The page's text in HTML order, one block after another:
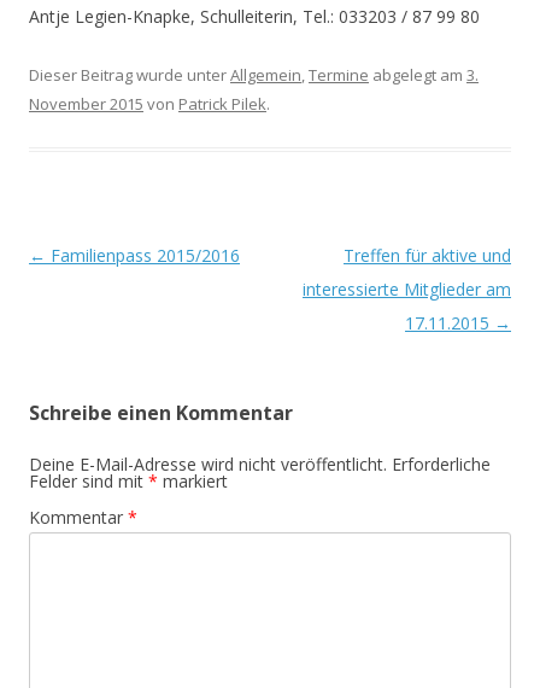
Antje Legien-Knapke, Schulleiterin, Tel.: 033203 / 87 99 80
Dieser Beitrag wurde unterAllgemein,Termine abgelegt am 3.
November 2015 von Patrick Pilek.
Beitrags-
← Familienpass 2015/2016
Treffen für aktive und
interessierte Mitglieder am
17.11.2015 →
Schreibe einen Kommentar
Deine E-Mail-Adresse wird nicht veröffentlicht. Erforderliche
Felder sind mit * markiert
Kommentar *